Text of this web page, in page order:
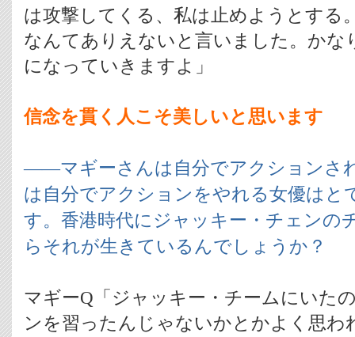
は攻撃してくる、私は止めようとする
なんてありえないと言いました。かな
になっていきますよ」
信念を貫く人こそ美しいと思います
――マギーさんは自分でアクションさ
は自分でアクションをやれる女優はと
す。香港時代にジャッキー・チェンの
らそれが生きているんでしょうか？
マギーQ「ジャッキー・チームにいた
ンを習ったんじゃないかとかよく思わ